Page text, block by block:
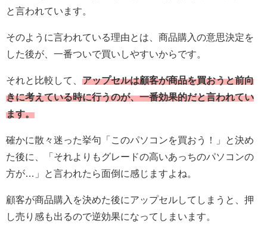
と言われています。
そのように言われている理由とは、商品購入の意思決定を
した後が、一番ついで買いしやすいからです。
それと比較して、 アップセルは顧客が商品を買おうと前向
きに考えている時に行うのが、一番効果的だと言われてい
ます。
確かに散々迷った挙句「このパソコンを買おう！」と決め
た後に、「それよりもグレードの高いあっちのパソコンの
方が…」と言われたら面倒に感じますよね。
顧客が商品購入を決めた後にアップセルしてしまうと、押
し売り感も出るので逆効果になってしまいます。